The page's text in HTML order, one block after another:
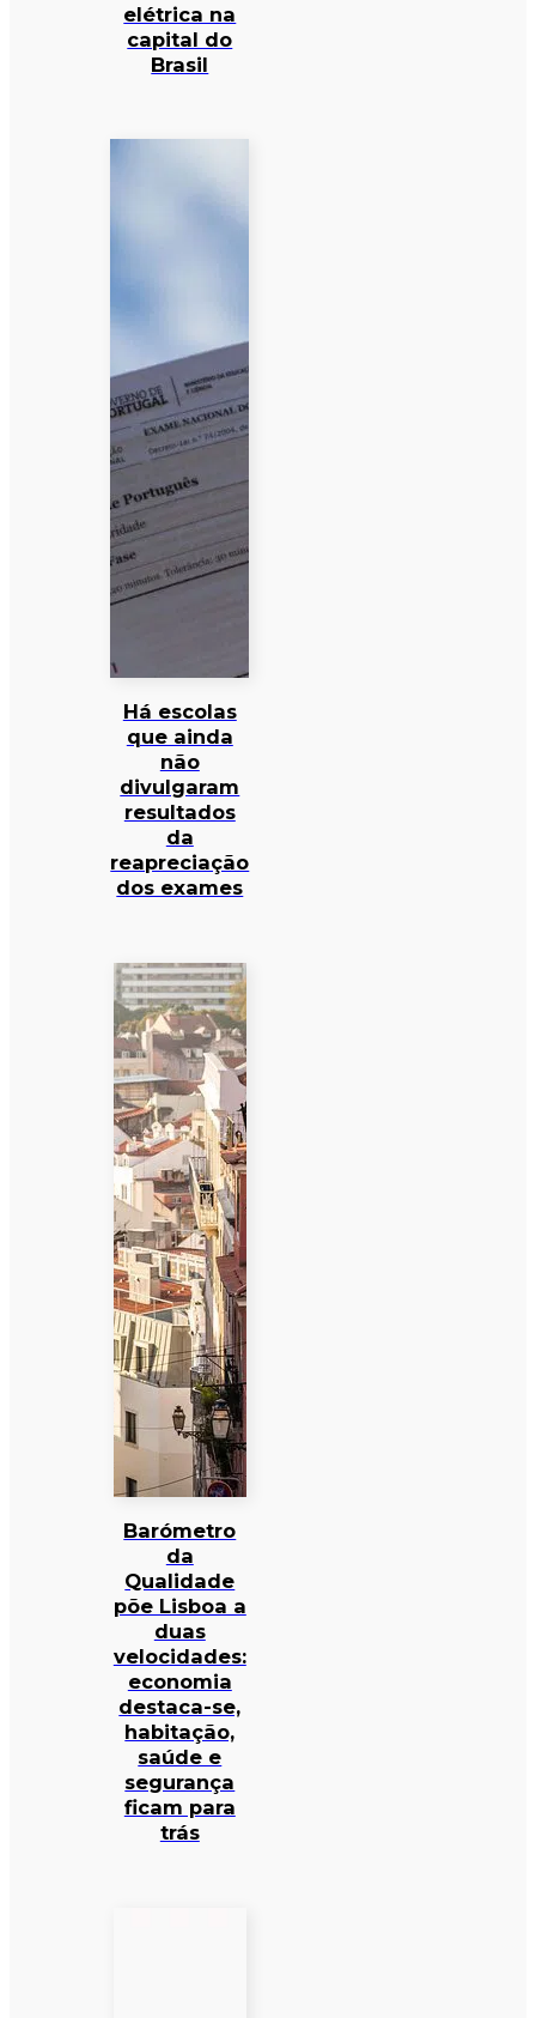
elétrica na
capital do
Brasil
Há escolas
que ainda
não
divulgaram
resultados
da
reapreciação
dos exames
Barómetro
da
Qualidade
põe Lisboa a
duas
velocidades:
economia
destaca-se,
habitação,
saúde e
segurança
ficam para
trás